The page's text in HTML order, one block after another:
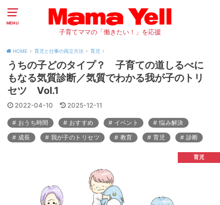
MENU
子育てママの「働きたい！」を応援
HOME 育児と仕事の両立方法 育児
うちの子どのタイプ？ 子育ての道しるべに
もなる気質診断／気質でわかる我が子のトリ
セツ Vol.1
2022-04-10 2025-12-11
おうち時間 おすすめ イベント
悩み解決
成長
我が子のトリセツ 教育 育児 診断
育児